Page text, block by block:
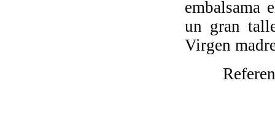
embalsama
un gran
Virgen